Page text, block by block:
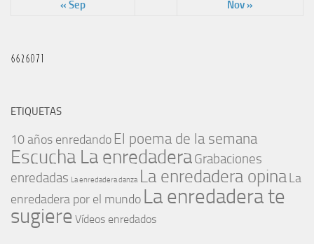
« Sep Nov »
ETIQUETAS
10 años enredando El poema de la semana
Escucha La enredaderaGrabaciones
enredadas La enredadera danza La enredadera opina La
enredadera por el mundo La enredadera te
sugiere Vídeos enredados